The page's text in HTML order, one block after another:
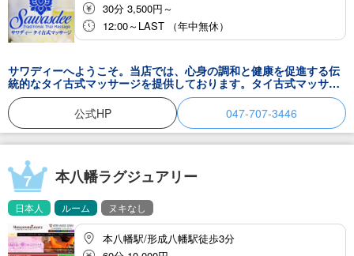
30分 3,500円～
12:00～LAST （年中無休）
サワディーへようこそ。当店では、心身の調和と健康を促進する伝
統的なタイ古式マッサージを提供しております。タイ古式マッサー
ジは、その独特な手法で知られています。ゆっくりとしたストレッ
チングと、体の特定の圧力ポイントへの深い圧力を組み合わせるこ
とで、筋肉の緊張を解きほぐし、エネルギーの流れを改善します。
このプロセスは、身体だけでなく精神のリラクゼーションにも焦点
を当てており、ストレス解消、柔軟性の向上、そして全体的な健康
状態の向上に役立ちます。
公式HP 047-707-3446
7 本八幡ラグジュアリー
日本人 ルーム ヌキなし
本八幡駅/形成八幡駅徒歩3分